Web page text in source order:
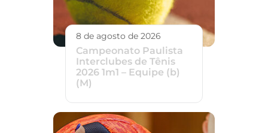
8 de agosto de 2026
Campeonato Paulista
Interclubes de Tênis
2026 1m1 – Equipe (b)
(M)